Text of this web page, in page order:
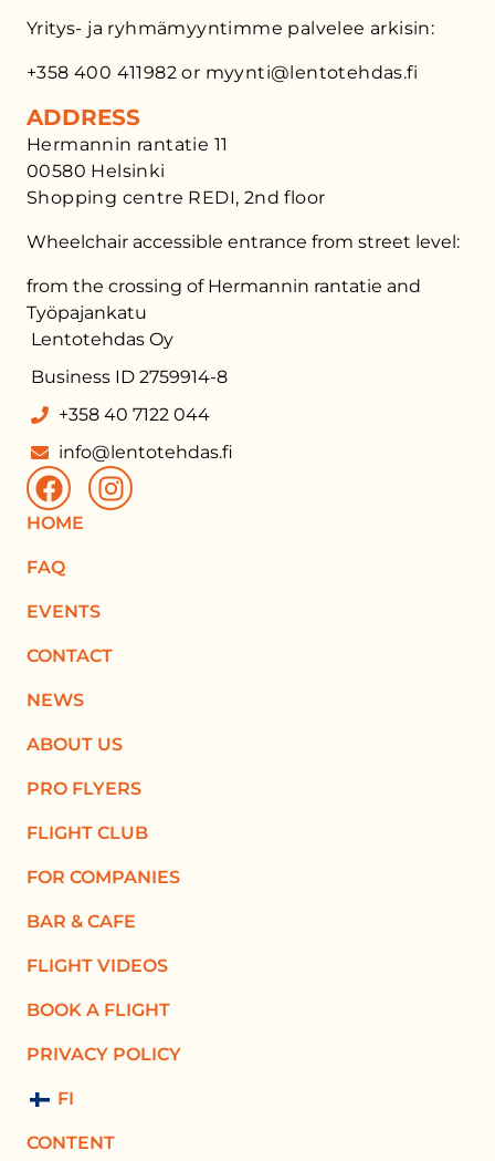
Yritys- ja ryhmämyyntimme palvelee arkisin:
+358 400 411982 or myynti@lentotehdas.fi
ADDRESS
Hermannin rantatie 11
00580 Helsinki
Shopping centre REDI, 2nd floor
Wheelchair accessible entrance from street level:
from the crossing of Hermannin rantatie and
Työpajankatu
Lentotehdas Oy
Business ID 2759914-8
+358 40 7122 044
info@lentotehdas.fi
HOME
FAQ
EVENTS
CONTACT
NEWS
ABOUT US
PRO FLYERS
FLIGHT CLUB
FOR COMPANIES
BAR & CAFE
FLIGHT VIDEOS
BOOK A FLIGHT
PRIVACY POLICY
FI
CONTENT